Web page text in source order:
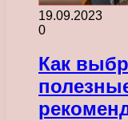
19.09.2023
0
Как